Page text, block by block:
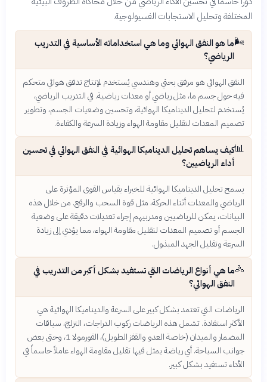
المختلفة وتحليل الاستجابات الفسيولوجية.
🌬️ما هو النفق الهوائي وما هي استخداماته الأساسية في التدريب
الرياضي؟
النفق الهوائي هو مرفق بحثي وهندسي يُستخدم لإنتاج تدفق هوائي متحكم
فيه حول جسم ما، مثل رياضي أو معدات رياضية. في التدريب الرياضي،
يُستخدم لتحليل الديناميكا الهوائية، وتحسين وضعيات الجسم، وتطوير
تصميم المعدات لتقليل مقاومة الهواء وزيادة السرعة والكفاءة.
📊كيف يساهم تحليل الديناميكا الهوائية في النفق الهوائي في تحسين
أداء الرياضيين؟
يسمح تحليل الديناميكا الهوائية للخبراء بقياس القوى المؤثرة على
الرياضي والمعدات أثناء الحركة، مثل قوة السحب والرفع. من خلال هذه
البيانات، يمكن للرياضيين ومدربيهم إجراء تعديلات دقيقة على وضعية
الجسم أو تصميم المعدات لتقليل مقاومة الهواء، مما يؤدي إلى زيادة
السرعة وتقليل الجهد المبذول.
🚴ما هي أنواع الرياضات التي تستفيد بشكل أكبر من التدريب في
النفق الهوائي؟
الرياضات التي تعتمد بشكل كبير على السرعة والديناميكا الهوائية هي
الأكثر استفادة. تشمل هذه الرياضات ركوب الدراجات، التزلج، سباقات
المضمار والميدان (خاصة العدو والقفز الطويل)، الفورمولا 1، وحتى بعض
جوانب السباحة. أي رياضة يمثل فيها تقليل مقاومة الهواء عاملاً حاسماً في
الأداء تستفيد بشكل كبير.